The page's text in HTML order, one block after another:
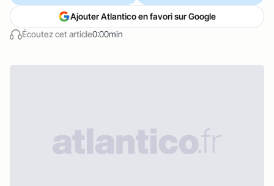
Écoutez cet article0:00min
Ajouter Atlantico en favori sur Google